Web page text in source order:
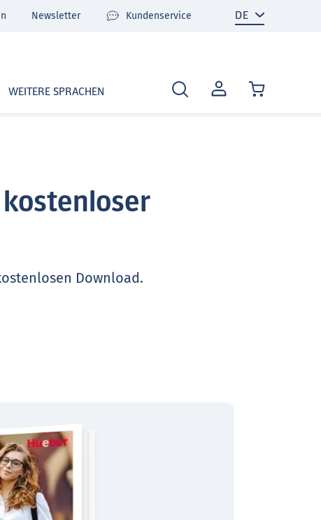
MEIN
KONTO
WEITERE SPRACHEN
Newsletter Kundenservice
Download.